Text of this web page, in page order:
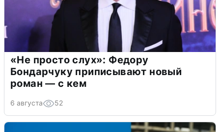
«Не просто слух»: Федору
Бондарчуку приписывают новый
роман — с кем
6 августа 52